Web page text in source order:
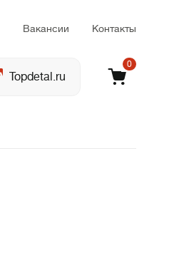
Вакансии Контакты
Topdetal.ru
0